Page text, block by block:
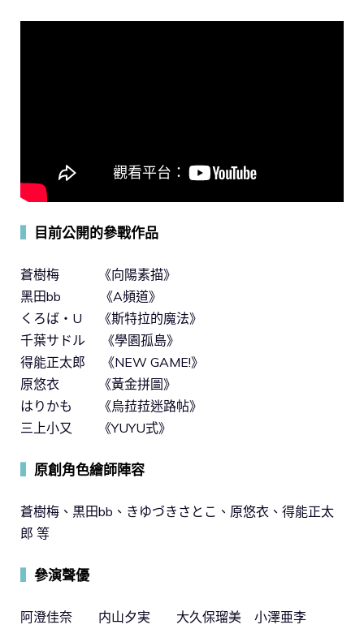
目前公開的參戰作品
蒼樹梅 《向陽素描》
黑田bb 《A頻道》
くろば・U 《斯特拉的魔法》
千葉サドル 《學園孤島》
得能正太郎 《NEW GAME!》
原悠衣 《黃金拼圖》
はりかも 《烏菈菈迷路帖》
三上小又 《YUYU式》
原創角色繪師陣容
蒼樹梅、黒田bb、きゆづきさとこ、原悠衣、得能正太
郎 等
參演聲優
阿澄佳奈 内山夕実 大久保瑠美 小澤亜李